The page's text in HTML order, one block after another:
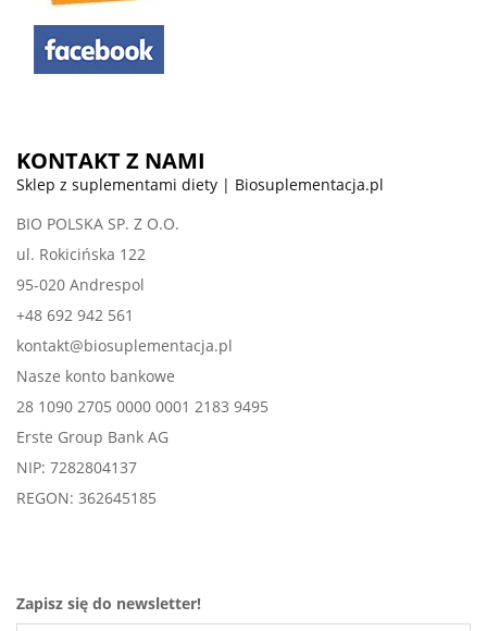
KONTAKT Z NAMI
Sklep z suplementami diety | Biosuplementacja.pl
BIO POLSKA SP. Z O.O.
ul. Rokicińska 122
95-020 Andrespol
+48 692 942 561
kontakt@biosuplementacja.pl
Nasze konto bankowe
28 1090 2705 0000 0001 2183 9495
Erste Group Bank AG
NIP: 7282804137
REGON: 362645185
Zapisz się do newsletter!